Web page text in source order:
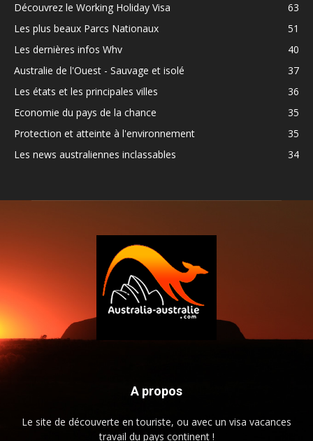
Découvrez le Working Holiday Visa
63
Les plus beaux Parcs Nationaux
51
Les dernières infos Whv
40
Australie de l'Ouest - Sauvage et isolé
37
Les états et les principales villes
36
Economie du pays de la chance
35
Protection et atteinte à l'environnement
35
Les news australiennes inclassables
34
A propos
Le site de découverte en touriste, ou avec un visa vacances
travail du pays continent !